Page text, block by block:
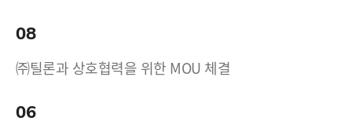
08
㈜틸론과 상호협력을 위한 MOU 체결
06